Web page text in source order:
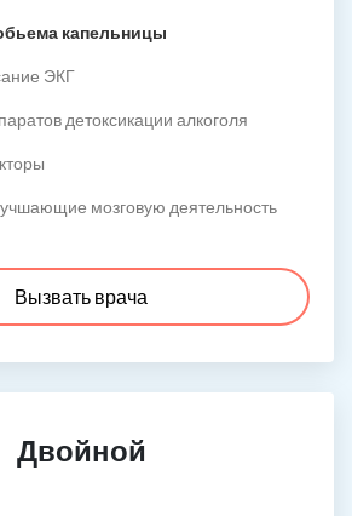
капельницы
ЭКГ
детоксикации алкоголя
мозговую деятельность
Вызвать врача
Двойной